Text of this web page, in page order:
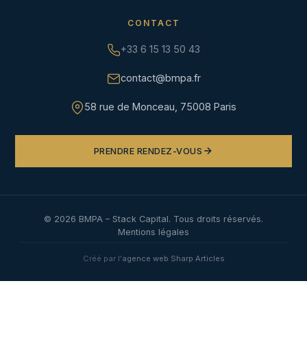
CONTACT
+33 6 15 13 50 43
contact@bmpa.fr
58 rue de Monceau, 75008 Paris
PRENDRE RENDEZ-VOUS
© 2026 BMPA – Stack Capital. Tous droits réservés.
Mentions légales
Créé par l'agence web Sharp Articles